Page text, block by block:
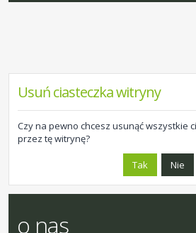
Usuń ciasteczka witryny
Czy na pewno chcesz usunąć wszystkie
przez tę witrynę?
o nas